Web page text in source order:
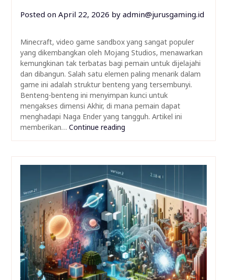
Posted on April 22, 2026 by admin@jurusgaming.id
Minecraft, video game sandbox yang sangat populer
yang dikembangkan oleh Mojang Studios, menawarkan
kemungkinan tak terbatas bagi pemain untuk dijelajahi
dan dibangun. Salah satu elemen paling menarik dalam
game ini adalah struktur benteng yang tersembunyi.
Benteng-benteng ini menyimpan kunci untuk
mengakses dimensi Akhir, di mana pemain dapat
menghadapi Naga Ender yang tangguh. Artikel ini
memberikan… Continue reading